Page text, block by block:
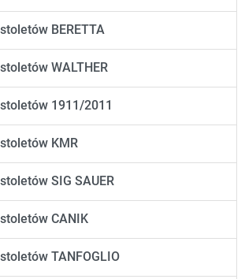
BERETTA
WALTHER
1911/2011
KMR
SIG SAUER
CANIK
TANFOGLIO